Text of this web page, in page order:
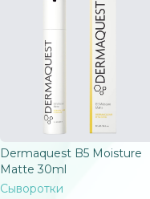
Dermaquest B5 Moisture
Matte 30ml
Сыворотки